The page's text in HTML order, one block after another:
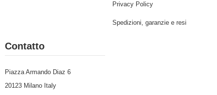
Privacy Policy
Spedizioni, garanzie e resi
Contatto
Piazza Armando Diaz 6
20123 Milano Italy